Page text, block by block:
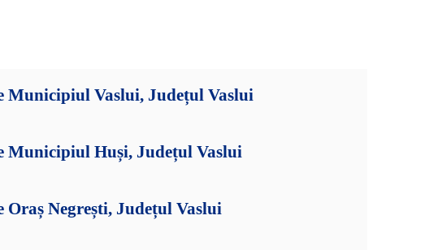
Municipiul Vaslui, Județul Vaslui
Municipiul Huși, Județul Vaslui
Oraș Negrești, Județul Vaslui